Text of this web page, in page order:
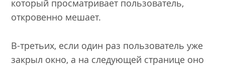
который просматривает пользователь,
откровенно мешает.
В-третьих, если один раз пользователь уже
закрыл окно, а на следующей странице оно